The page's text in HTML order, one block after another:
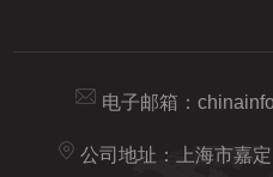
电子邮箱：
公司地址：上海市嘉